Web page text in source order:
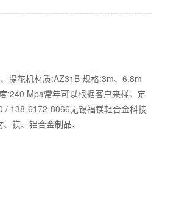
提花机材质:AZ31B 规格:3m、6.8m
:240 Mpa常年可以根据客户来样，定
138-6172-8066无锡福镁轻合金科技
镁、铝合金制品、